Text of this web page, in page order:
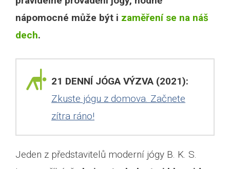
nápomocné může být i zaměření se na náš
dech.
21 DENNÍ JÓGA VÝZVA (2021):
Zkuste jógu z domova. Začnete
zítra ráno!
Jeden z představitelů moderní jógy B. K. S.